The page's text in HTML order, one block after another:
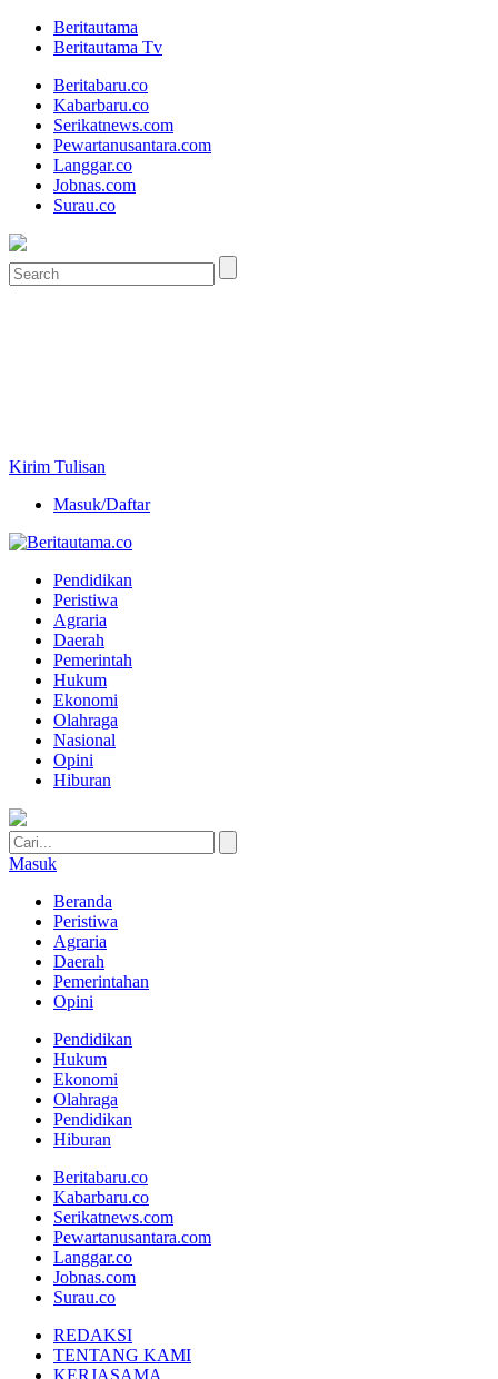
Beritautama
Beritautama Tv
Beritabaru.co
Kabarbaru.co
Serikatnews.com
Pewartanusantara.com
Langgar.co
Jobnas.com
Surau.co
Kirim Tulisan
Masuk/Daftar
Pendidikan
Peristiwa
Agraria
Daerah
Pemerintah
Hukum
Ekonomi
Olahraga
Nasional
Opini
Hiburan
Masuk
Beranda
Peristiwa
Agraria
Daerah
Pemerintahan
Opini
Pendidikan
Hukum
Ekonomi
Olahraga
Pendidikan
Hiburan
Beritabaru.co
Kabarbaru.co
Serikatnews.com
Pewartanusantara.com
Langgar.co
Jobnas.com
Surau.co
REDAKSI
TENTANG KAMI
KERJASAMA